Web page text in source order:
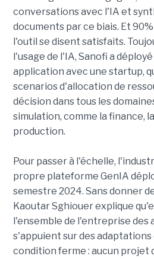
conversations avec l'IA et
documents par ce biais. Et
l'outil se disent satisfaits.
l'usage de l'IA, Sanofi a
application avec une startup,
scenarios d'allocation de
décision dans tous les
simulation, comme la finance,
production.
Pour passer à l'échelle,
propre plateforme GenIA
semestre 2024. Sans donner
Kaoutar Sghiouer explique
l'ensemble de l'entreprise des
s'appuient sur des adaptations
condition ferme : aucun projet